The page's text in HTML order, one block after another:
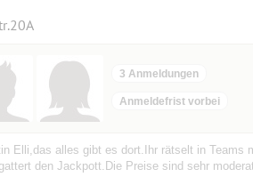
3 Anmeldungen
Anmeldefrist vorbei
Elli,das alles gibt es dort.Ihr rätselt in Teams
den Jackpott.Die Preise sind sehr